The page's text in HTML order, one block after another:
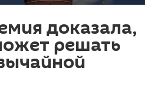
доказала,
решать